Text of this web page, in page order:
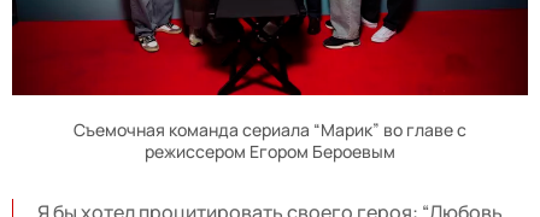
Съемочная команда сериала “Марик” во главе с
режиссером Егором Бероевым